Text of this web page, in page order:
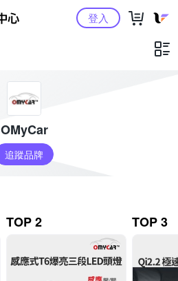
Yahoo購物中心登入
OMyCar
追蹤品牌
TOP 2 TOP 3